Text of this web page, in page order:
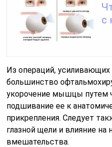
с
Из операций,
большинство
укорочение мышцы путем
подшивание ее к
прикрепления. Следует
глазной щели и влияние на
вмешательства.